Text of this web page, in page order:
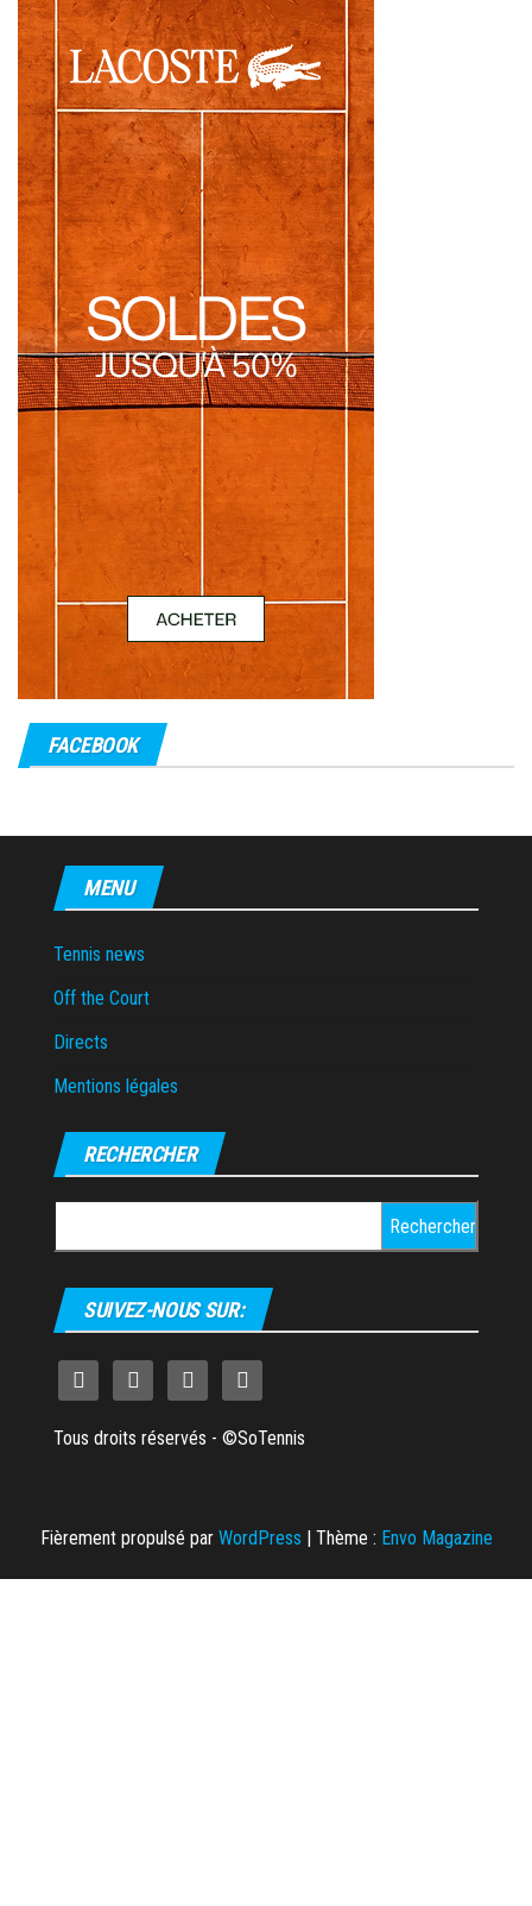
FACEBOOK
MENU
Tennis news
Off the Court
Directs
Mentions légales
RECHERCHER
SUIVEZ-NOUS SUR:
Tous droits réservés - ©SoTennis
Fièrement propulsé par WordPress Thème : Envo Magazine